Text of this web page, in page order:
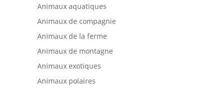
Animaux aquatiques
Animaux de compagnie
Animaux de la ferme
Animaux de montagne
Animaux exotiques
Animaux polaires